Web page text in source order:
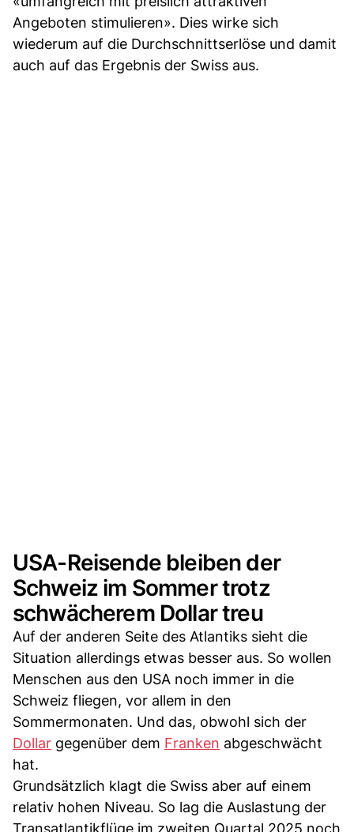
Angeboten stimulieren». Dies wirke sich
wiederum auf die Durchschnittserlöse und damit
auch auf das Ergebnis der Swiss aus.
USA-Reisende bleiben der
Schweiz im Sommer trotz
schwächerem Dollar treu
Auf der anderen Seite des Atlantiks sieht die
Situation allerdings etwas besser aus. So wollen
Menschen aus den USA noch immer in die
Schweiz fliegen, vor allem in den
Sommermonaten. Und das, obwohl sich der
Dollar gegenüber dem Franken abgeschwächt
hat.
Grundsätzlich klagt die Swiss aber auf einem
relativ hohen Niveau. So lag die Auslastung der
Transatlantikflüge im zweiten Quartal 2025 noch